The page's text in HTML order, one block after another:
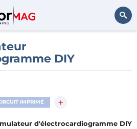
DIY
IMPRIMÉ +